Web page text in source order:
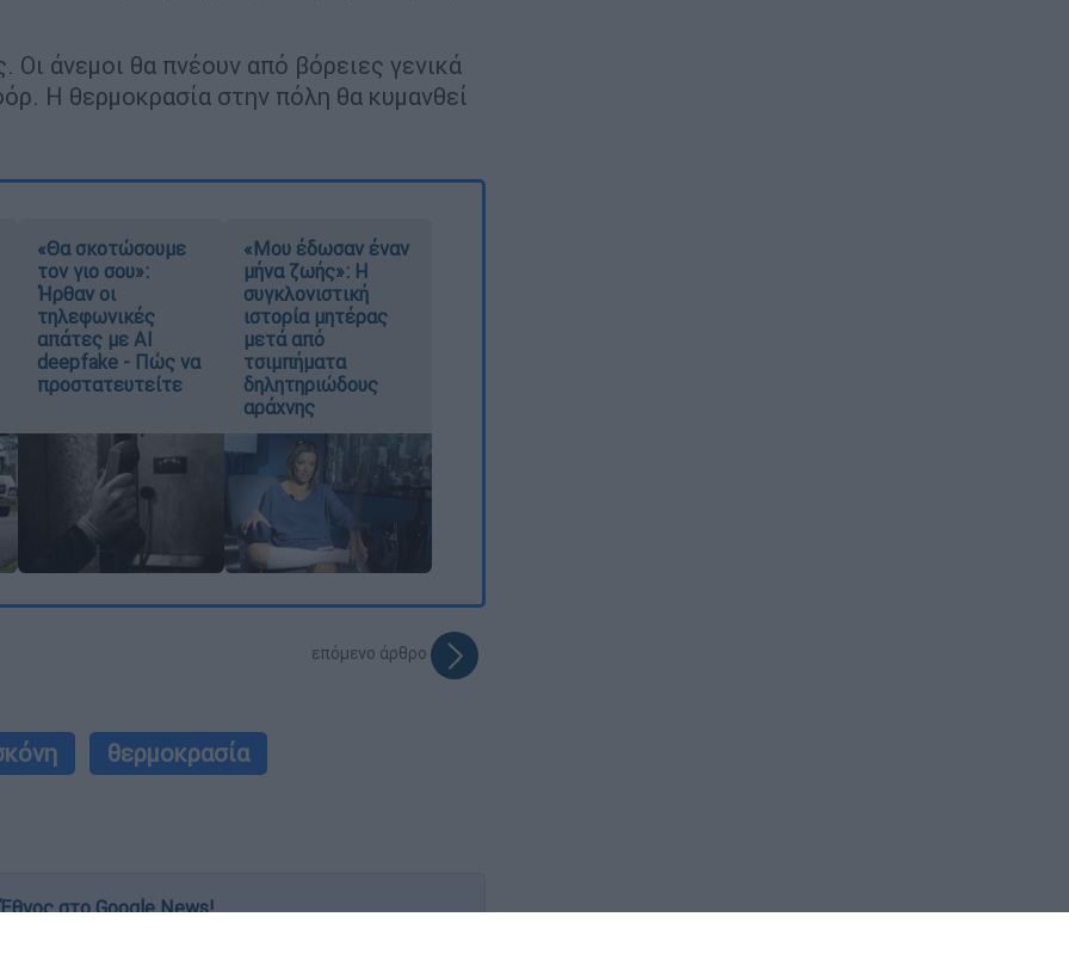
Οι άνεμοι θα πνέουν από βόρειες γενικά
Η θερμοκρασία στην πόλη θα κυμανθεί
«Θα σκοτώσουμε
τον γιο σου»:
Ήρθαν οι
τηλεφωνικές
απάτες με AI
deepfake - Πώς να
προστατευτείτε
«Μου έδωσαν έναν
μήνα ζωής»: Η
συγκλονιστική
ιστορία μητέρας
μετά από
τσιμπήματα
δηλητηριώδους
αράχνης
επόμενο άρθρο
θερμοκρασία
στο Google News!